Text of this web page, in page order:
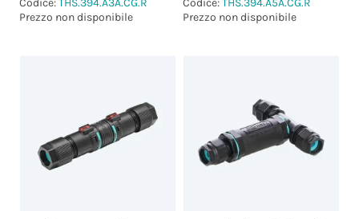
Codice:THS.394.A3A.CG.R
Prezzo non disponibile
Codice:THS.394.A5A.CG.R
Prezzo non disponibile